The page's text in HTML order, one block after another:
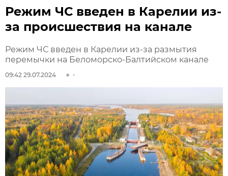
Режим ЧС введен в Карелии из-
за происшествия на канале
Режим ЧС введен в Карелии из-за размытия
перемычки на Беломорско-Балтийском канале
09:42 29.07.2024